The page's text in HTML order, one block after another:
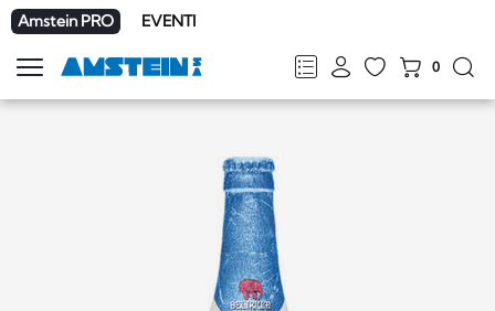
Amstein PRO EVENTI
FRDEENIT
0
Mostra
la